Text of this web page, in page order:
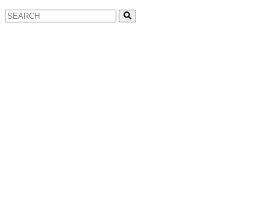
Search
for: